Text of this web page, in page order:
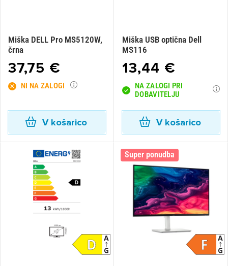
Miška DELL Pro MS5120W,
črna
37,75 €
NI NA ZALOGI
V košarico
Miška USB optična Dell
MS116
13,44 €
NA ZALOGI PRI
DOBAVITELJU
V košarico
Super ponudba